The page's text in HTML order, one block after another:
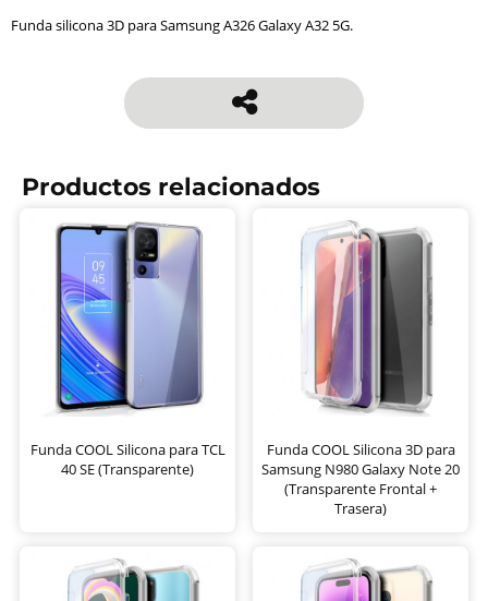
Funda silicona 3D para Samsung A326 Galaxy A32 5G.
Productos relacionados
Funda COOL Silicona para TCL
40 SE (Transparente)
Funda COOL Silicona 3D para
Samsung N980 Galaxy Note 20
(Transparente Frontal +
Trasera)